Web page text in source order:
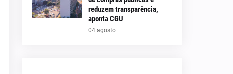
reduzem transparência,
aponta CGU
04 agosto